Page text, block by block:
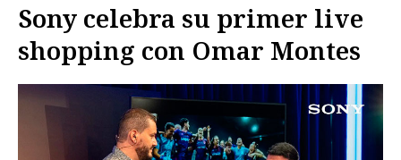
Sony celebra su primer live
shopping con Omar Montes